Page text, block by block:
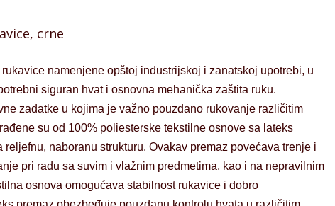
crne
namenjene opštoj industrijskoj i zanatskoj upotrebi, u
siguran hvat i osnovna mehanička zaštita ruku.
zadatke u kojima je važno pouzdano rukovanje različitim
su od 100% poliesterske tekstilne osnove sa lateks
reljefnu, naboranu strukturu. Ovakav premaz povećava trenje i
pri radu sa suvim i vlažnim predmetima, kao i na nepravilnim
osnova omogućava stabilnost rukavice i dobro